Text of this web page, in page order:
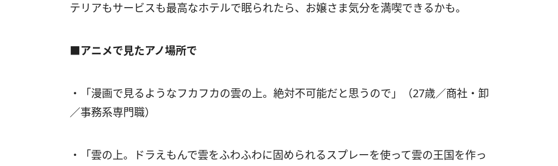
テリアもサービスも最高なホテルで眠られたら、お嬢さま気分を満喫できるかも。
■アニメで見たアノ場所で
・「漫画で見るようなフカフカの雲の上。絶対不可能だと思うので」（27歳／商社・卸
／事務系専門職）
・「雲の上。ドラえもんで雲をふわふわに固められるスプレーを使って雲の王国を作っ